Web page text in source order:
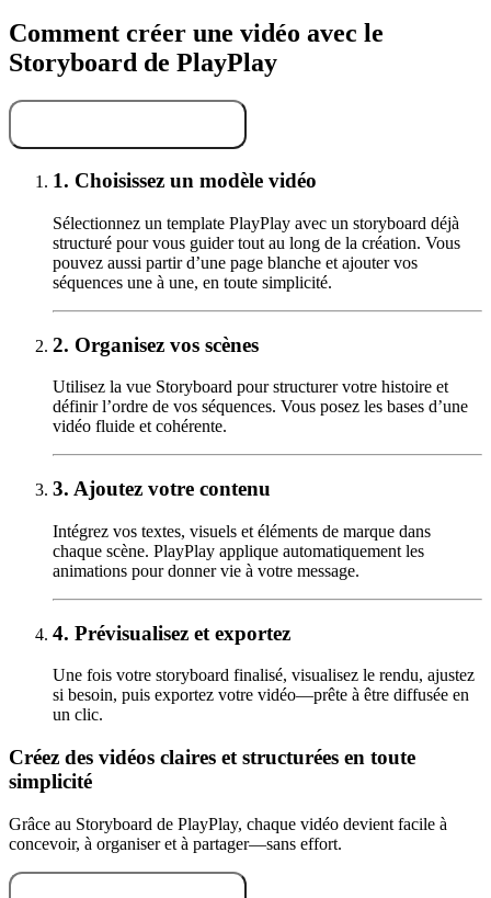
Comment créer une vidéo avec le
Storyboard de PlayPlay
1. Choisissez un modèle vidéo
Sélectionnez un template PlayPlay avec un storyboard déjà
structuré pour vous guider tout au long de la création. Vous
pouvez aussi partir d’une page blanche et ajouter vos
séquences une à une, en toute simplicité.
2. Organisez vos scènes
Utilisez la vue Storyboard pour structurer votre histoire et
définir l’ordre de vos séquences. Vous posez les bases d’une
vidéo fluide et cohérente.
3. Ajoutez votre contenu
Intégrez vos textes, visuels et éléments de marque dans
chaque scène. PlayPlay applique automatiquement les
animations pour donner vie à votre message.
4. Prévisualisez et exportez
Une fois votre storyboard finalisé, visualisez le rendu, ajustez
si besoin, puis exportez votre vidéo—prête à être diffusée en
un clic.
Créez des vidéos claires et structurées en toute
simplicité
Grâce au Storyboard de PlayPlay, chaque vidéo devient facile à
concevoir, à organiser et à partager—sans effort.